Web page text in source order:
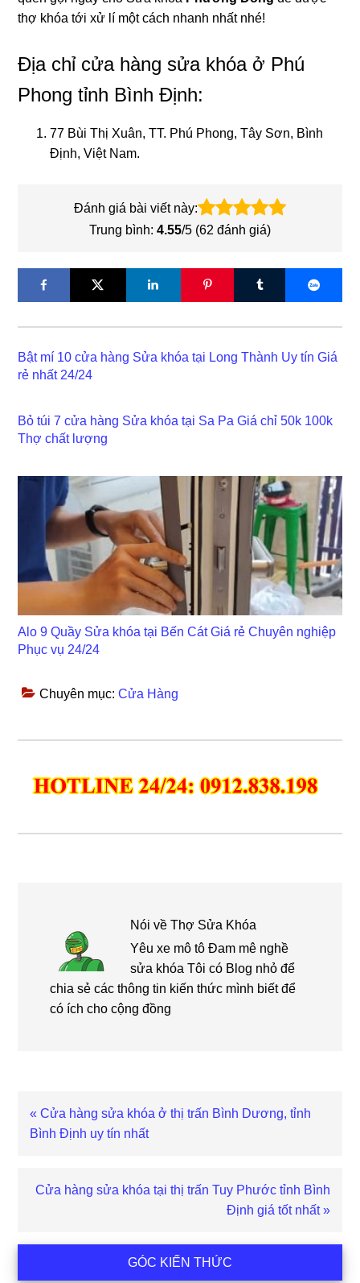
thợ khóa tới xử lí một cách nhanh nhất nhé!
Địa chỉ cửa hàng sửa khóa ở Phú
Phong tỉnh Bình Định:
77 Bùi Thị Xuân, TT. Phú Phong, Tây Sơn, Bình
Định, Việt Nam.
Đánh giá bài viết này:
Trung bình: 4.55/5 (62 đánh giá)
Bật mí 10 cửa hàng Sửa khóa tại Long Thành Uy tín Giá
rẻ nhất 24/24
Bỏ túi 7 cửa hàng Sửa khóa tại Sa Pa Giá chỉ 50k 100k
Thợ chất lượng
Alo 9 Quầy Sửa khóa tại Bến Cát Giá rẻ Chuyên nghiệp
Phục vụ 24/24
Chuyên mục:Cửa Hàng
Nói vềThợ Sửa Khóa
Yêu xe mô tô Đam mê nghề
sửa khóa Tôi có Blog nhỏ để
chia sẻ các thông tin kiến thức mình biết để
có ích cho cộng đồng
Bài
viết
« Cửa hàng sửa khóa ở thị trấn Bình Dương, tỉnh
Bình Định uy tín nhất
Bài
Cửa hàng sửa khóa tại thị trấn Tuy Phước tỉnh Bình
Định giá tốt nhất »
GÓC KIẾN THỨC